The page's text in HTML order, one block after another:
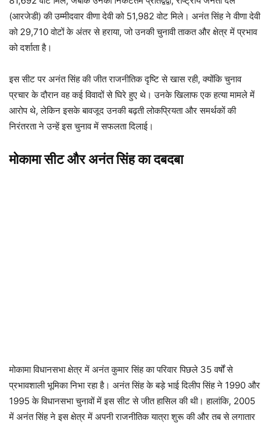
(आरजेडी) की उम्मीदवार वीणा देवी को 51,982 वोट मिले। अनंत सिंह ने वीणा देवी
को 29,710 वोटों के अंतर से हराया, जो उनकी चुनावी ताकत और क्षेत्र में प्रभाव
को दर्शाता है।
इस सीट पर अनंत सिंह की जीत राजनीतिक दृष्टि से खास रही, क्योंकि चुनाव
प्रचार के दौरान वह कई विवादों से घिरे हुए थे। उनके खिलाफ एक हत्या मामले में
आरोप थे, लेकिन इसके बावजूद उनकी बढ़ती लोकप्रियता और समर्थकों की
निरंतरता ने उन्हें इस चुनाव में सफलता दिलाई।
मोकामा सीट और अनंत सिंह का दबदबा
मोकामा विधानसभा क्षेत्र में अनंत कुमार सिंह का परिवार पिछले 35 वर्षों से
प्रभावशाली भूमिका निभा रहा है। अनंत सिंह के बड़े भाई दिलीप सिंह ने 1990 और
1995 के विधानसभा चुनावों में इस सीट से जीत हासिल की थी। हालांकि, 2005
में अनंत सिंह ने इस क्षेत्र में अपनी राजनीतिक यात्रा शुरू की और तब से लगातार